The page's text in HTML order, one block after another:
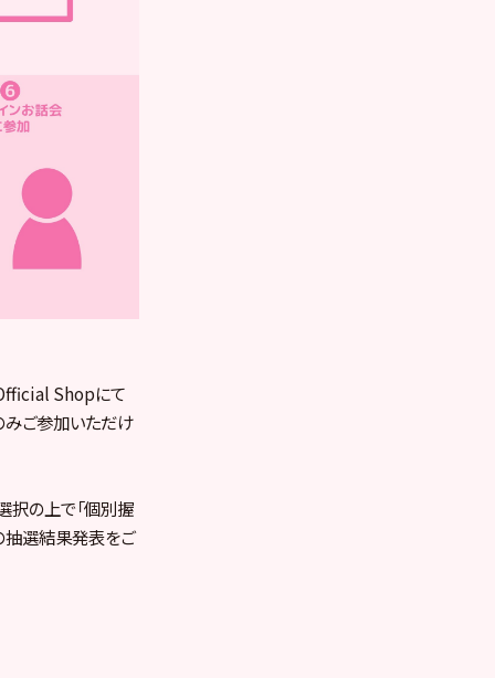
Shopにて
みご参加いただけ
の上で「個別握
抽選結果発表をご